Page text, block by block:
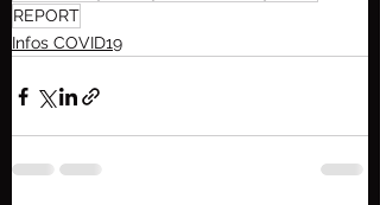
REPORT
Infos COVID19